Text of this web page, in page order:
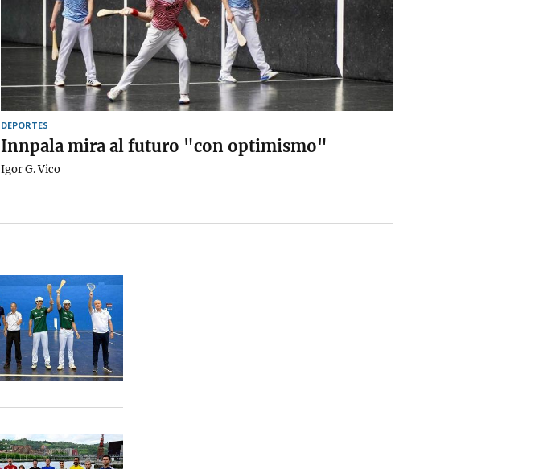
DEPORTES
Innpala mira al futuro "con optimismo"
Igor G. Vico